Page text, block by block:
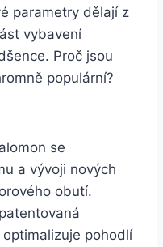
parametry dělají z
⁣vybavení
Proč‌ jsou
populární?
se
a vývoji ⁤nových
obutí.
pohodlí⁤